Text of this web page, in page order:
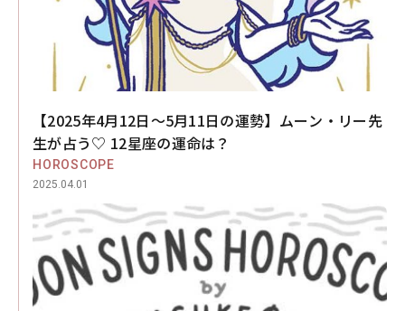
【2025年4月12日～5月11日の運勢】ムーン・リー先
生が占う♡ 12星座の運命は？
HOROSCOPE
2025.04.01